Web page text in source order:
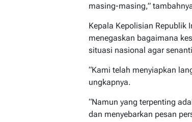
masing-masing,”
Kepala Kepolisian Republik
menegaskan bagaimana
situasi nasional agar
“Kami telah menyiapkan
ungkapnya.
“Namun yang terpenting
dan menyebarkan pesan